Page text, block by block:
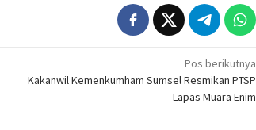
Pos berikutnya
Kakanwil Kemenkumham Sumsel Resmikan PTSP
Lapas Muara Enim